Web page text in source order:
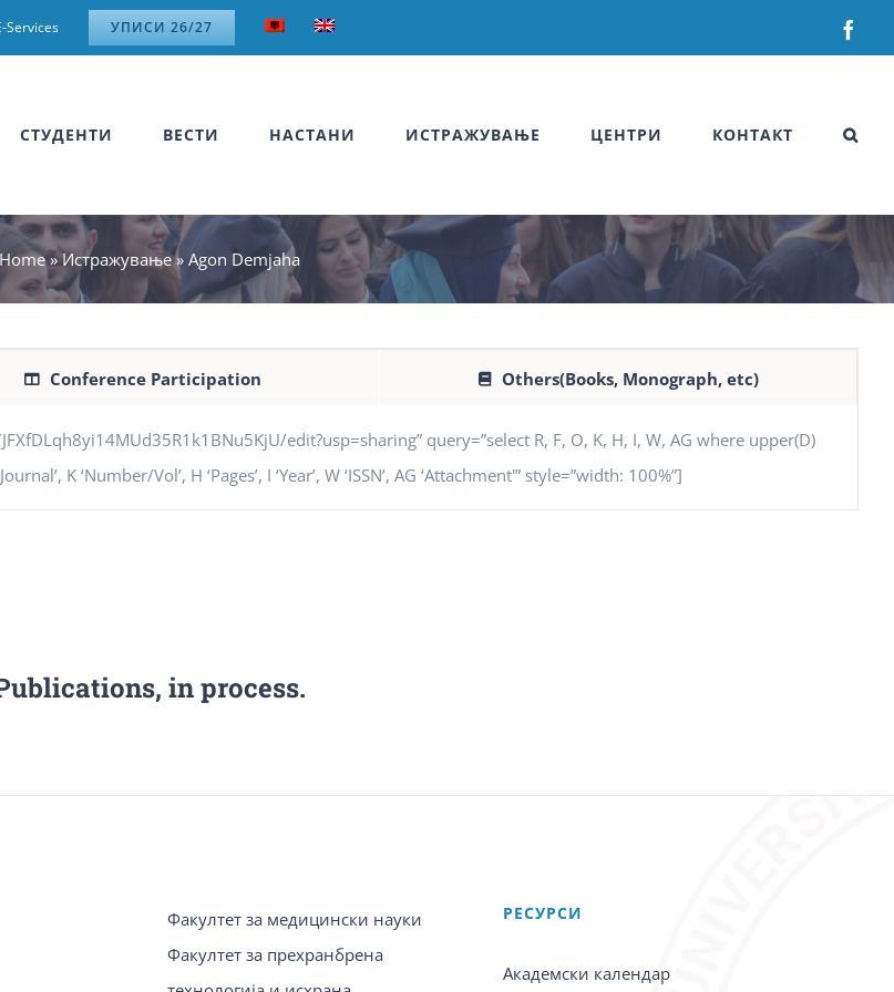
Services УПИСИ 26/27
СТУДЕНТИ ВЕСТИ НАСТАНИ ИСТРАЖУВАЊЕ ЦЕНТРИ КОНТАКТ
Home»Истражување» Agon Demjaha
Conference Participation Others(Books, Monograph, etc)
edit?usp=sharing” query=”select R, F, O, K, H, I, W, AG where upper(D)
K ‘Number/Vol’, H ‘Pages’, I ‘Year’, W ‘ISSN’, AG ‘Attachment'” style=”width: 100%”]
in process.
Факултет за медицински науки
Факултет за прехранбрена
PЕСУРСИ
Академски календар